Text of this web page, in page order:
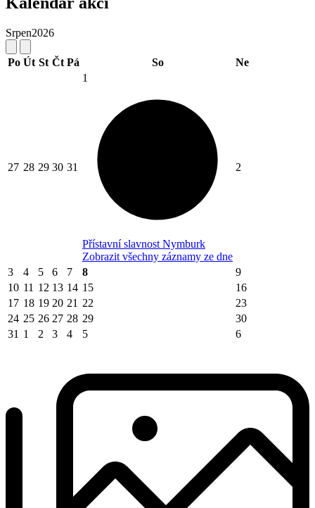
Srpen2026
Po Út St Čt Pá So Ne
27 28 29 30 31
1
Přístavní slavnost Nymburk
Zobrazit všechny záznamy ze dne
2
3 4 5 6 7 8
9
10 11 12 13 14 15
16
17 18 19 20 21 22
23
24 25 26 27 28 29
30
31 1 2 3 4 5 6